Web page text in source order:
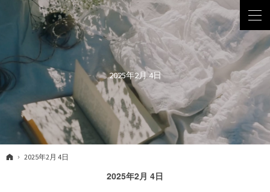
2025年2月 4日
ホーム
2025年2月 4日
2025年2月 4日